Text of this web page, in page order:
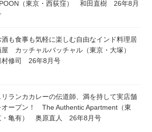
（東京・西荻窪） 和田直樹 26年8月
酒も食事も気軽に楽しむ自由なインド料理居
屋 カッチャルバッチャル（東京・大塚）
村修司 26年8月号
リランカカレーの伝道師、満を持して実店舗
オープン！ The Authentic Apartment（東
・亀有） 奥原直人 26年8月号